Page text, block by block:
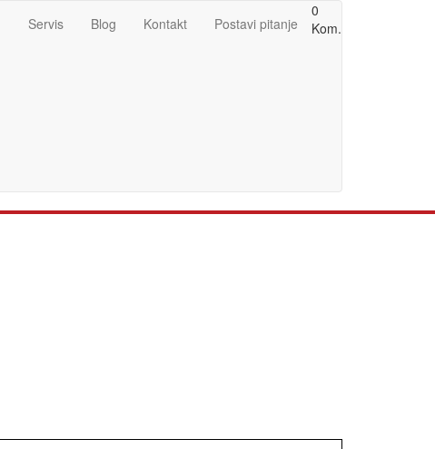
Servis Blog Kontakt Postavi pitanje
0
Kom.